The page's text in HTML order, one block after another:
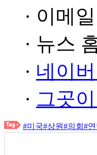
· 이메
· 뉴스
· 네이
· 그곳
#미국#상원#의회 #